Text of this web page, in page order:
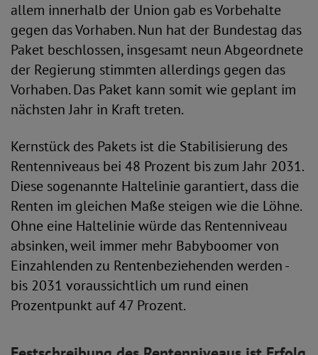
allem innerhalb der Union gab es Vorbehalte
gegen das Vorhaben. Nun hat der Bundestag das
Paket beschlossen, insgesamt neun Abgeordnete
der Regierung stimmten allerdings gegen das
Vorhaben. Das Paket kann somit wie geplant im
nächsten Jahr in Kraft treten.
Kernstück des Pakets ist die Stabilisierung des
Rentenniveaus bei 48 Prozent bis zum Jahr 2031.
Diese sogenannte Haltelinie garantiert, dass die
Renten im gleichen Maße steigen wie die Löhne.
Ohne eine Haltelinie würde das Rentenniveau
absinken, weil immer mehr Babyboomer von
Einzahlenden zu Rentenbeziehenden werden -
bis 2031 voraussichtlich um rund einen
Prozentpunkt auf 47 Prozent.